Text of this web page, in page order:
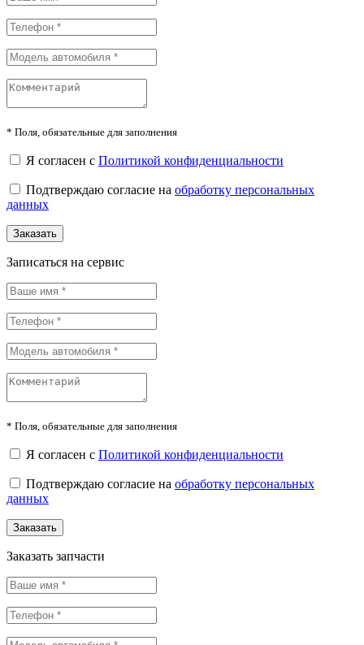
* Поля, обязательные для заполнения
Я согласен с Политикой конфиденциальности
Подтверждаю согласие на обработку персональных
данных
Заказать
Записаться на сервис
* Поля, обязательные для заполнения
Я согласен с Политикой конфиденциальности
Подтверждаю согласие на обработку персональных
данных
Заказать
Заказать запчасти